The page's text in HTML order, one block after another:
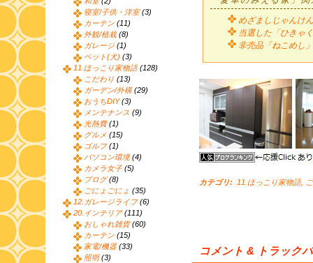
めざましじゃんけ
当選した「ひきゃ
非売品「ねこめし
カテゴリ: 11.ほっこり家物語,
コメント & トラック
寝室/子供・洋室(3)
カーテン (11)
外観/植栽(8)
ガレージ (1)
ペット(犬) (3)
11.ほっこり家物語(128)
こだわり (13)
ガーデン/外構(29)
おうちDIY(3)
メンテナンス (9)
光熱費(1)
グルメ (15)
ゴルフ (1)
パソコン環境(4)
カメラ女子 (5)
ブログ(8)
ごにょごにょ (35)
12.ガレージライフ (6)
20.インテリア(111)
おしゃれ雑貨(60)
カーテン (15)
家電/機器 (33)
照明(3)